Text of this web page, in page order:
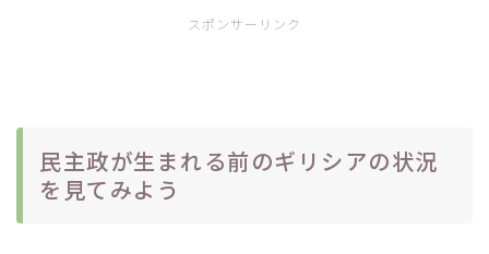
スポンサーリンク
民主政が生まれる前のギリシアの状況
を見てみよう